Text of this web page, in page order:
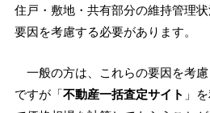
住戸・敷地・共有部分の維持管理
要因を考慮する必要があります。
一般の方は、これらの要因を考
ですが「不動産一括査定サイト 」